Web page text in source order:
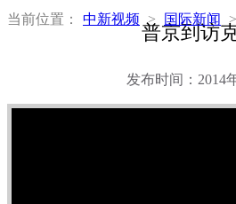
当前位置： 中新视频 > 国际新闻 >
普京到访
发布时间：2014